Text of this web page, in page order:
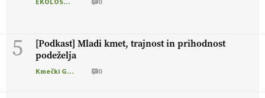
5
[Podkast] Mladi kmet, trajnost in prihodnost
podeželja
Kmečki Glas 0